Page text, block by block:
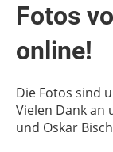
Fotos
online!
Die Fotos sind
Vielen Dank an
und Oskar